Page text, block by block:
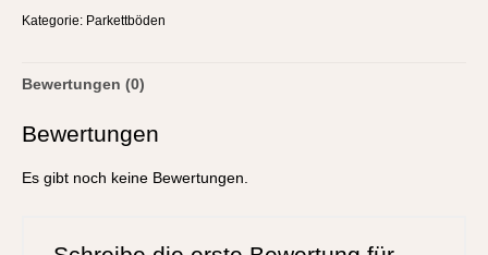
Kategorie: Parkettböden
Bewertungen (0)
Bewertungen
Es gibt noch keine Bewertungen.